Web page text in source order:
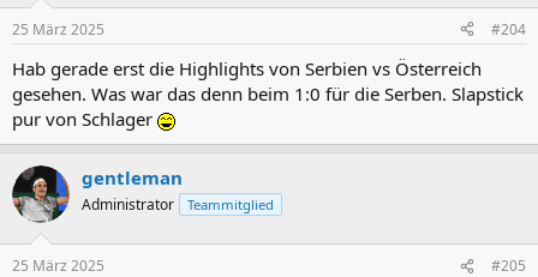
e
:
25 März 2025 #204
Hab gerade erst die Highlights von Serbien vs Österreich
gesehen. Was war das denn beim 1:0 für die Serben. Slapstick
pur von Schlager
gentleman
Administrator Teammitglied
25 März 2025 #205